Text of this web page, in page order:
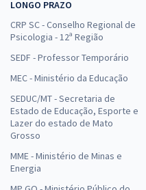
LONGO PRAZO
CRP SC - Conselho Regional de
Psicologia - 12ª Região
SEDF - Professor Temporário
MEC - Ministério da Educação
SEDUC/MT - Secretaria de
Estado de Educação, Esporte e
Lazer do estado de Mato
Grosso
MME - Ministério de Minas e
Energia